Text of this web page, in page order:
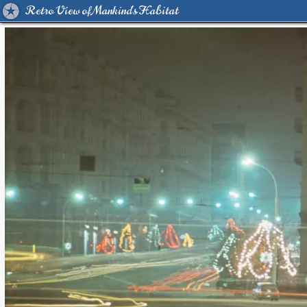
Retro View of Mankind's Habitat